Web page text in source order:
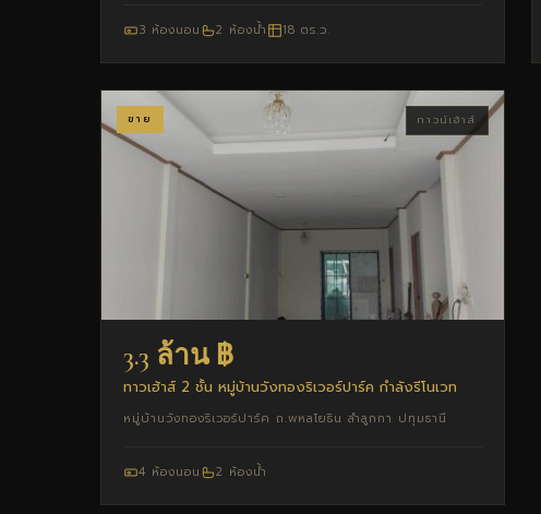
3 ห้องนอน 2 ห้องน้ำ 18 ตร.ว.
ขาย ทาวน์เฮ้าส์
3.3 ล้าน ฿
ทาวเฮ้าส์ 2 ชั้น หมู่บ้านวังทองริเวอร์ปาร์ค กำลังรีโนเวท
หมู่บ้านวังทองริเวอร์ปาร์ค ถ.พหลโยธิน ลำลูกกา ปทุมธานี
4 ห้องนอน 2 ห้องน้ำ